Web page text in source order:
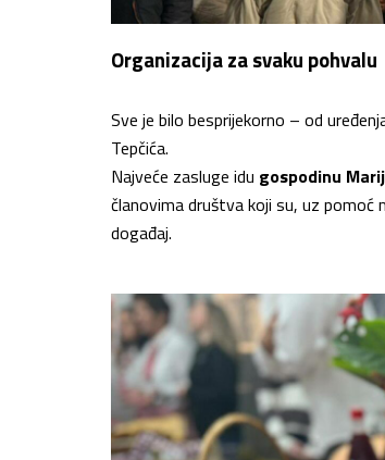
Organizacija za svaku pohvalu
Sve je bilo besprijekorno – od
Tepčića.
Najveće zasluge idu gospodinu
članovima društva koji su, uz pomoć
događaj.